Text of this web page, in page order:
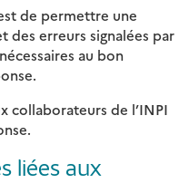
de permettre une
des erreurs signalées par
au bon
collaborateurs de l’INPI
liées aux